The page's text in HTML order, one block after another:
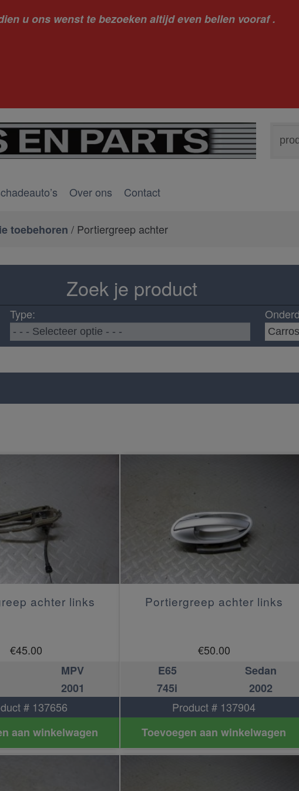
u ons wenst te bezoeken altijd even bellen vooraf .
naar:
Over ons Contact
toebehoren / Portiergreep achter
Zoek je product
Type:
achter links
€45.00
MPV
2001
# 137656
aan winkelwagen
Portiergreep achter links
€50.00
E65
Sedan
745i
2002
Product # 137904
Toevoegen aan winkelwagen